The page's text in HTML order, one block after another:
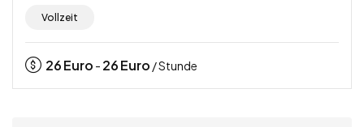
Vollzeit
26Euro - 26Euro / Stunde